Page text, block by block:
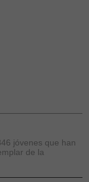
jóvenes que han
de la